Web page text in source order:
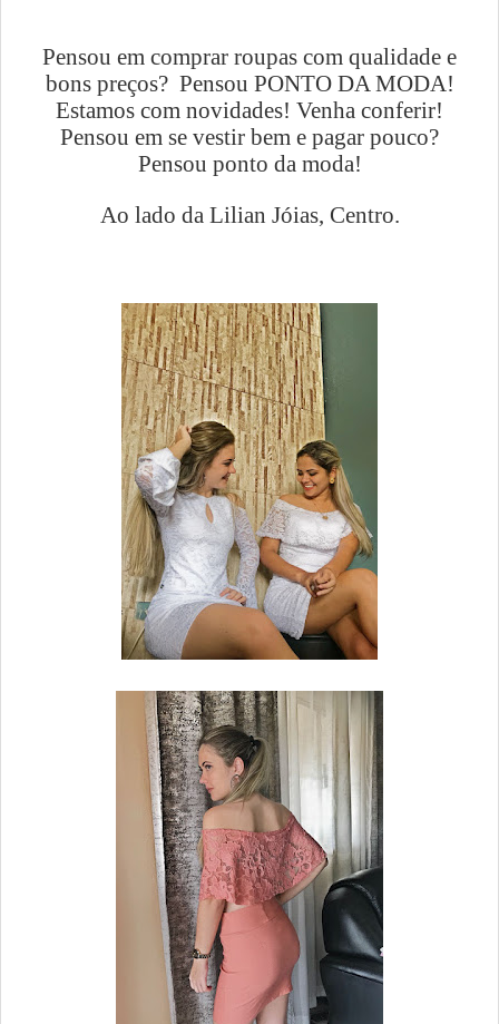
Pensou em comprar roupas com qualidade e
bons preços? Pensou PONTO DA MODA!
Estamos com novidades! Venha conferir!
Pensou em se vestir bem e pagar pouco?
Pensou ponto da moda!
Ao lado da Lilian Jóias, Centro.